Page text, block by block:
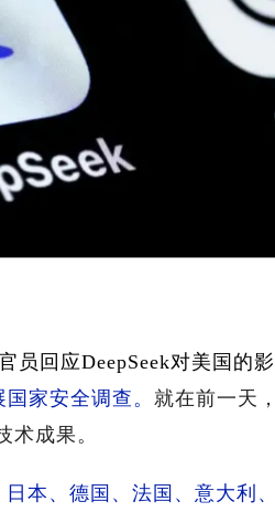
员回应DeepSeek对美国的影
家安全调查。 就在前一天
术成果。
日本、德国、法国、意大利